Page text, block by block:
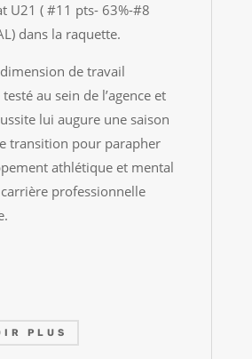
U21 ( #11 pts- 63%-#8
dans la raquette.
de travail
testé au sein de l’agence et
lui augure une saison
transition pour parapher
athlétique et mental
professionnelle
PLUS